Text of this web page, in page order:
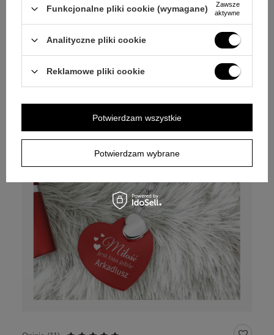
laserowym grawerem na prezent
79,00 zł
Funkcjonalne pliki cookie (wymagane)
Zawsze
aktywne
Analityczne pliki cookie
Reklamowe pliki cookie
Potwierdzam wybrane
Potwierdzam wszystkie